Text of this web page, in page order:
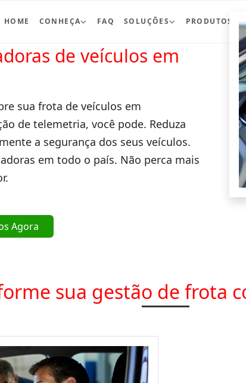
HOME CONHEÇA FAQ SOLUÇÕES PRODUTOS
de veículos em
sua frota de veículos em
de telemetria, você pode. Reduza
a segurança dos seus veículos.
em todo o país. Não perca mais
Agora
sua gestão de frota